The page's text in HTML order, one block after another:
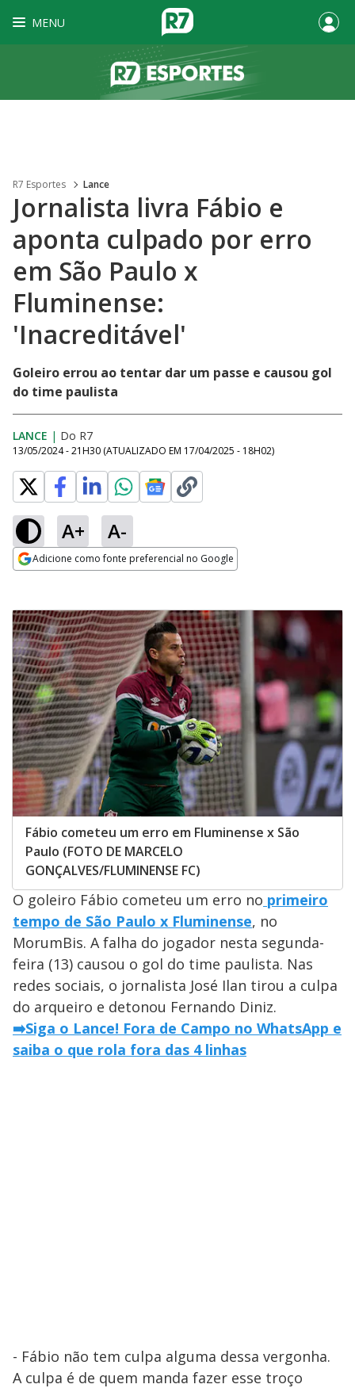
MENU
R7 Esportes Lance
Jornalista livra Fábio e
aponta culpado por erro
em São Paulo x
Fluminense:
'Inacreditável'
Goleiro errou ao tentar dar um passe e causou gol
do time paulista
LANCE | Do R7
13/05/2024 - 21H30 (ATUALIZADO EM 17/04/2025 - 18H02)
A+ A-
Adicione como fonte preferencial no Google
Fábio cometeu um erro em Fluminense x São
Paulo (FOTO DE MARCELO
GONÇALVES/FLUMINENSE FC)
O goleiro Fábio cometeu um erro no primeiro
tempo de São Paulo x Fluminense, no
MorumBis. A falha do jogador nesta segunda-
feira (13) causou o gol do time paulista. Nas
redes sociais, o jornalista José Ilan tirou a culpa
do arqueiro e detonou Fernando Diniz.
➡️Siga o Lance! Fora de Campo no WhatsApp e
saiba o que rola fora das 4 linhas
- Fábio não tem culpa alguma dessa vergonha.
A culpa é de quem manda fazer esse troço